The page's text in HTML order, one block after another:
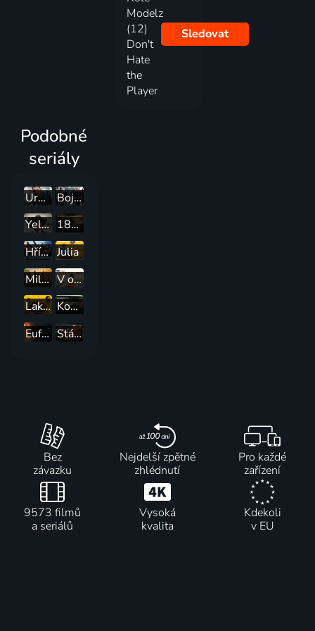
Modelz
(12)
Don't
Hate
the
Player
Sledovat
Podobné
seriály
Urgent (ASL)
Boj o moc
Yellowstone
1883
Hříšníci Julia
Miliardy
V odborné péči
Lakers: Vzestup dynastie
Kominského metoda
Euforie
Stále v kurzu
Bez
závazku
Nejdelší zpětné
zhlédnutí
Pro každé
zařízení
9573 filmů
a seriálů
Vysoká
kvalita
Kdekoli
v EU